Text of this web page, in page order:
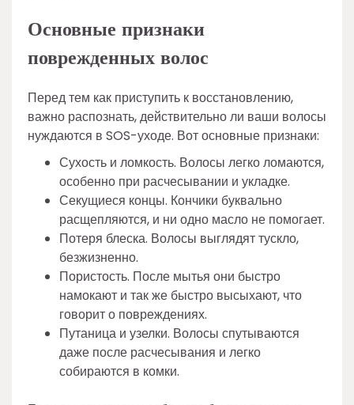
Основные признаки
поврежденных волос
Перед тем как приступить к восстановлению,
важно распознать, действительно ли ваши волосы
нуждаются в SOS-уходе. Вот основные признаки:
Сухость и ломкость. Волосы легко ломаются,
особенно при расчесывании и укладке.
Секущиеся концы. Кончики буквально
расщепляются, и ни одно масло не помогает.
Потеря блеска. Волосы выглядят тускло,
безжизненно.
Пористость. После мытья они быстро
намокают и так же быстро высыхают, что
говорит о повреждениях.
Путаница и узелки. Волосы спутываются
даже после расчесывания и легко
собираются в комки.